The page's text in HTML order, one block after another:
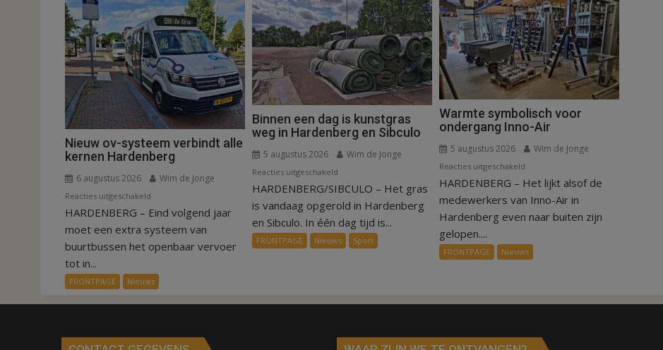
Nieuw ov-systeem verbindt alle
kernen Hardenberg
6 augustus 2026 Wim de Jonge
Reacties uitgeschakeld
Nieuw
ov-
systeem
alle
kernen
Hardenberg
HARDENBERG – Eind volgend jaar
moet een extra systeem van
buurtbussen het openbaar vervoer
tot in...
FRONTPAGE Nieuws
Binnen een dag is kunstgras
weg in Hardenberg en Sibculo
5 augustus 2026 Wim de Jonge
Reacties uitgeschakeld
Binnen
een
dag
is
kunstgras
HARDENBERG/SIBCULO – Het gras
is vandaag opgerold in Hardenberg
en Sibculo. In één dag tijd is...
FRONTPAGE Nieuws Sport
Warmte symbolisch voor
ondergang Inno-Air
5 augustus 2026 Wim de Jonge
Reacties uitgeschakeld
Warmte
symbolisch
Inno-
Air
HARDENBERG – Het lijkt alsof de
medewerkers van Inno-Air in
Hardenberg even naar buiten zijn
gelopen....
FRONTPAGE Nieuws